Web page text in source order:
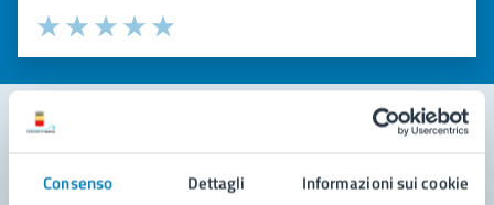
Consenso Dettagli Informazioni sui cookie
Valuta la chiarezza delle informazioni (da 1 a 5 stelle)
Seleziona il numero di stelle per valutare la chiarezza delle
Valuta 5 stelle su 5
Valuta 4 stelle su 5
Valuta 3 stelle su 5
Valuta 2 stelle su 5
Valuta 1 stelle su 5
Contatta il comune